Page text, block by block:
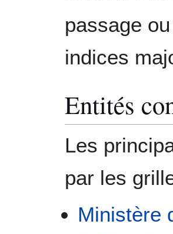
passage
indices
Entités
Les
par les
Ministère